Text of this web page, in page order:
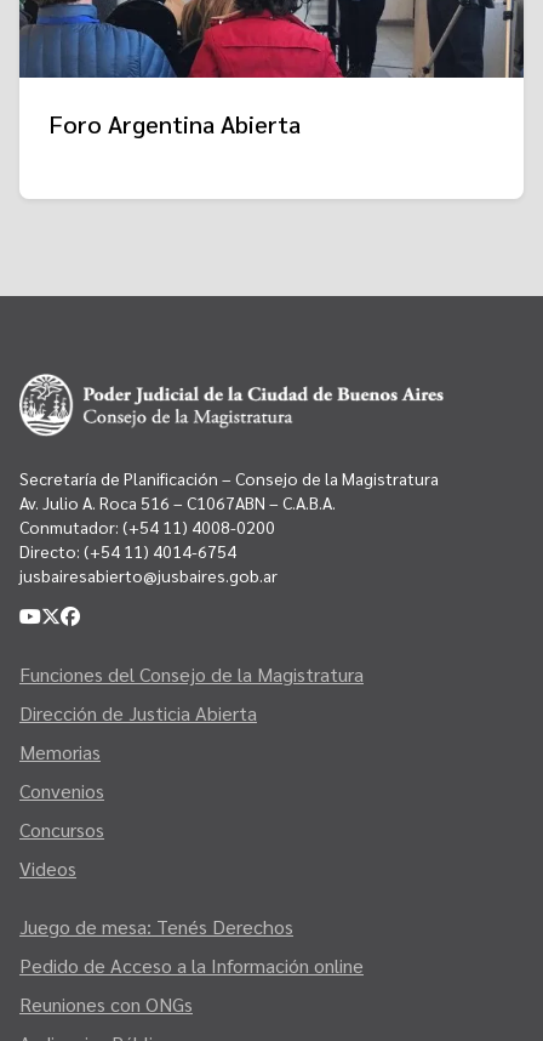
Foro Argentina Abierta
Secretaría de Planificación – Consejo de la Magistratura
Av. Julio A. Roca 516 – C1067ABN – C.A.B.A.
Conmutador: (+54 11) 4008-0200
Directo: (+54 11) 4014-6754
jusbairesabierto@jusbaires.gob.ar
Funciones del Consejo de la Magistratura
Dirección de Justicia Abierta
Memorias
Convenios
Concursos
Videos
Juego de mesa: Tenés Derechos
Pedido de Acceso a la Información online
Reuniones con ONGs